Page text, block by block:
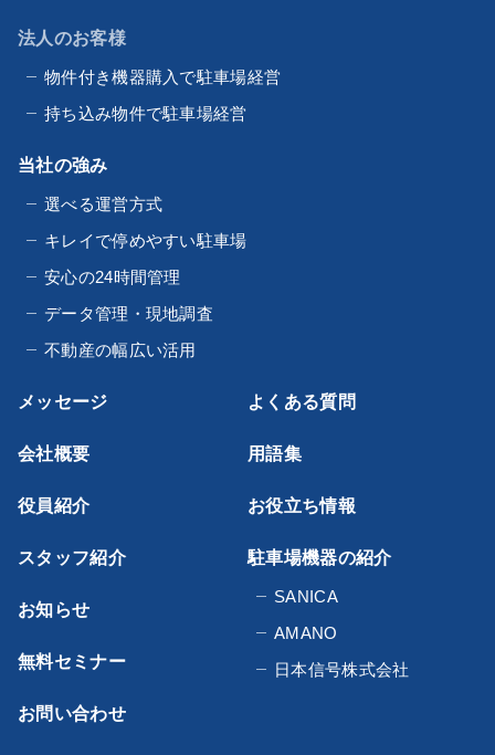
法人のお客様
物件付き機器購入で駐車場経営
持ち込み物件で駐車場経営
当社の強み
選べる運営方式
キレイで停めやすい駐車場
安心の24時間管理
データ管理・現地調査
不動産の幅広い活用
メッセージ
会社概要
役員紹介
スタッフ紹介
お知らせ
無料セミナー
お問い合わせ
よくある質問
用語集
お役立ち情報
駐車場機器の紹介
SANICA
AMANO
日本信号株式会社